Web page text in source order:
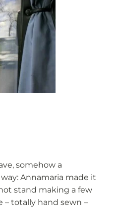
somehow a
Annamaria made it
stand making a few
– totally hand sewn –